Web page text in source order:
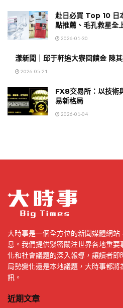
赴日必買 Top 10
點推薦、毛孔救星全
2026-01-30
漾新聞｜邱于軒追大寮回饋金 陳
2026-05-21
FX8交易所：以技術
易新格局
2026-01-04
大時事是一個全方位的新聞媒體網
息。我們提供緊密關注世界各地重
化和社會議題的深入報導，讓讀者
局勢變化還是本地議題，大時事都
訊。
近期文章